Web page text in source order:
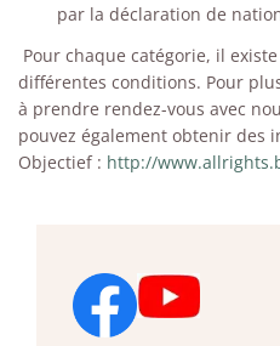
par la déclaration de
Pour chaque catégorie, il
différentes conditions. Pour
à prendre rendez-vous avec
pouvez également obtenir des
Objectief : http://